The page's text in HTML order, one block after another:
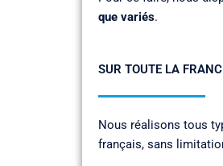
que variés.
SUR TOUTE LA
Nous réalisons tous
français, sans